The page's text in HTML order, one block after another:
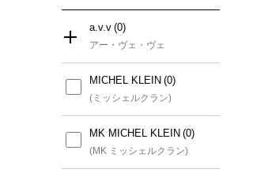
a.v.v
アー・ヴェ・ヴェ
すべて
a.v.v
(アー・ヴェ・ヴェ)
MICHEL KLEIN
(ミッシェルクラン)
MK MICHEL KLEIN
(MK ミッシェルクラン)